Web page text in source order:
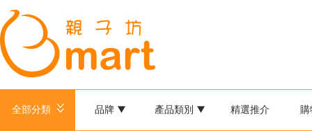
全部分類 品牌 產品類別 精選推介 購